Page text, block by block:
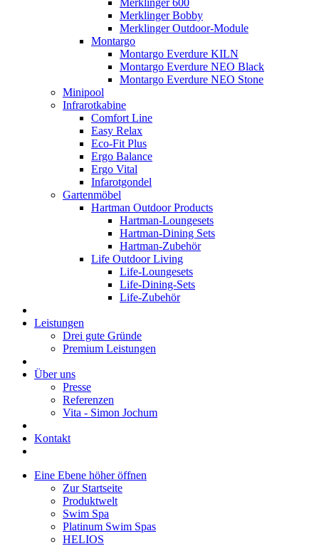
Merklinger 600
Merklinger Bobby
Merklinger Outdoor-Module
Montargo
Montargo Everdure KILN
Montargo Everdure NEO Black
Montargo Everdure NEO Stone
Minipool
Infrarotkabine
Comfort Line
Easy Relax
Eco-Fit Plus
Ergo Balance
Ergo Vital
Infarotgondel
Gartenmöbel
Hartman Outdoor Products
Hartman-Loungesets
Hartman-Dining Sets
Hartman-Zubehör
Life Outdoor Living
Life-Loungesets
Life-Dining-Sets
Life-Zubehör
Leistungen
Drei gute Gründe
Premium Leistungen
Über uns
Presse
Referenzen
Vita - Simon Jochum
Kontakt
Eine Ebene höher öffnen
Zur Startseite
Produktwelt
Swim Spa
Platinum Swim Spas
HELIOS